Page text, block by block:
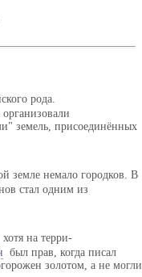
рода.
земель, присоединённых
земле немало городков. В
стал одним из
на терри-
был прав, когда писал
золотом, а не могли